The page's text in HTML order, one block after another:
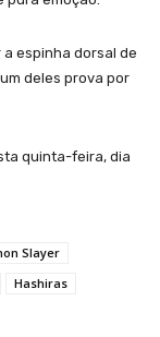
espinha dorsal de
deles prova por
quinta-feira, dia
Slayer
Hashiras